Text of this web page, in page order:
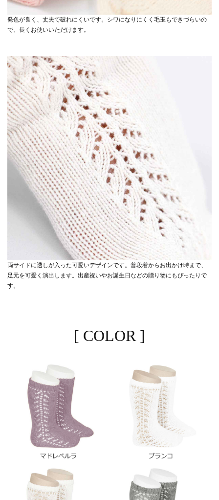
発色が良く、丈夫で破れにくいです。シワになりにくく毛玉もできづらいの
で、長くお使いいただけます。
両サイドに透しが入った可愛いデザインです。普段着からお出かけ時まで、
足元を可愛く演出します。出産祝いやお誕生日などの贈り物にもぴったりで
す。
[ COLOR ]